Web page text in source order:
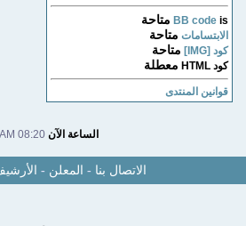
BB codeis متاحة
الابتسامات متاحة
كود [IMG] متاحة
كود HTML معطلة
قوانين المنتدى
الساعة الآن08:20 AM
.
الاتصال بنا-المعلن-الأرشيف